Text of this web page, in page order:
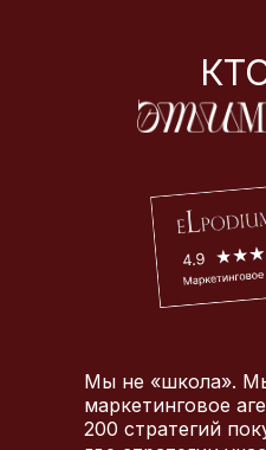
Мы не «школа».
маркетинговое
200 стратегий